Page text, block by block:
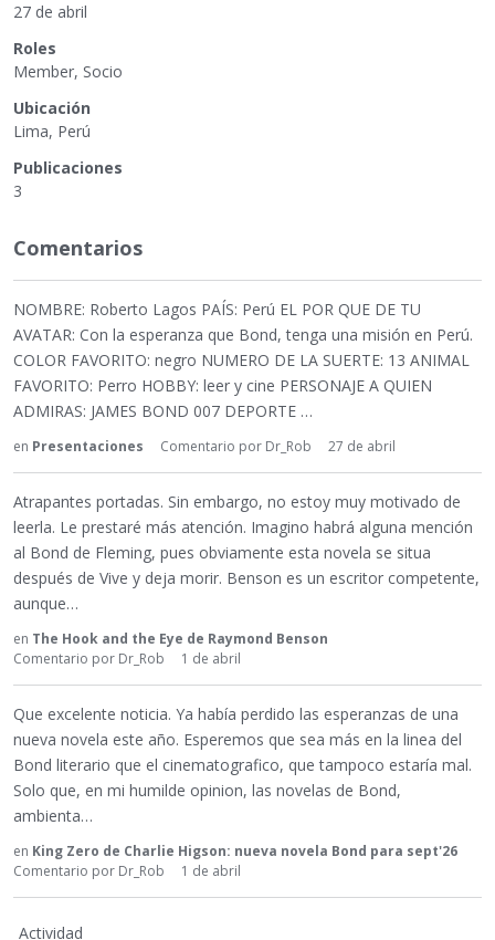
27 de abril
Roles
Member, Socio
Ubicación
Lima, Perú
Publicaciones
3
Comentarios
NOMBRE: Roberto Lagos PAÍS: Perú EL POR QUE DE TU
AVATAR: Con la esperanza que Bond, tenga una misión en Perú.
COLOR FAVORITO: negro NUMERO DE LA SUERTE: 13 ANIMAL
FAVORITO: Perro HOBBY: leer y cine PERSONAJE A QUIEN
ADMIRAS: JAMES BOND 007 DEPORTE …
en Presentaciones Comentario por Dr_Rob 27 de abril
Atrapantes portadas. Sin embargo, no estoy muy motivado de
leerla. Le prestaré más atención. Imagino habrá alguna mención
al Bond de Fleming, pues obviamente esta novela se situa
después de Vive y deja morir. Benson es un escritor competente,
aunque…
en The Hook and the Eye de Raymond Benson
Comentario por Dr_Rob 1 de abril
Que excelente noticia. Ya había perdido las esperanzas de una
nueva novela este año. Esperemos que sea más en la linea del
Bond literario que el cinematografico, que tampoco estaría mal.
Solo que, en mi humilde opinion, las novelas de Bond,
ambienta…
en King Zero de Charlie Higson: nueva novela Bond para sept'26
Comentario por Dr_Rob 1 de abril
Actividad